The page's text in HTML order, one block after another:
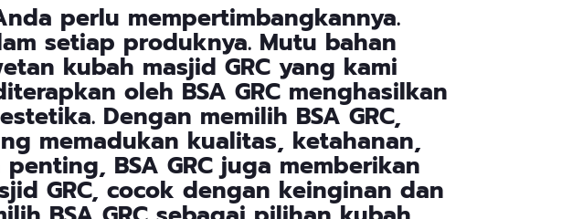
perlu mempertimbangkannya.
setiap produknya. Mutu bahan
kubah masjid GRC yang kami
oleh BSA GRC menghasilkan
Dengan memilih BSA GRC,
memadukan kualitas, ketahanan,
BSA GRC juga memberikan
GRC, cocok dengan keinginan dan